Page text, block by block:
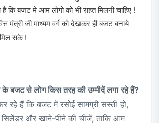
कि बजट मे आम लोगो को भी राहत मिलनी चाहिए !
मंत्री जी माध्यम वर्ग को देखकर ही बजट बनाये
सके !
बजट से लोग किस तरह की उम्मीदें लगा रहे हैं?
रहे हैं कि बजट में रसोई सामग्री सस्ती हो,
और खाने-पीने की चीजें, ताकि आम